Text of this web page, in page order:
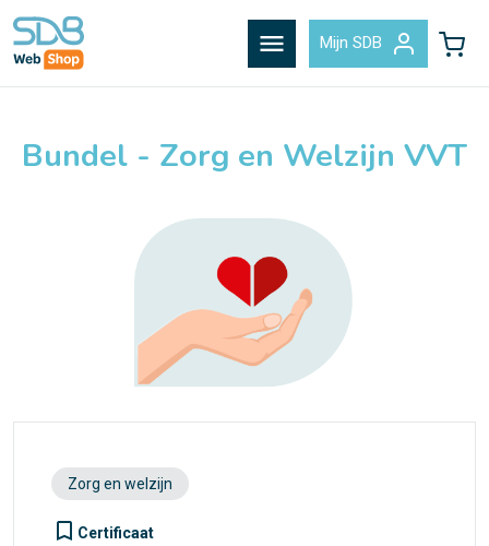
menu Mijn SDB
Bundel - Zorg en Welzijn VVT
Zorg en welzijn
turned_in_not Certificaat